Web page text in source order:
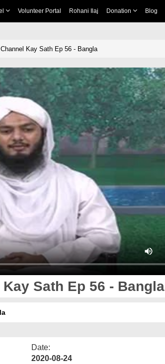
Volunteer Portal Rohani Ilaj Donation Blog
Kay Sath Ep 56 - Bangla
Sath Ep 56 - Bangla
Date:
2020-08-24